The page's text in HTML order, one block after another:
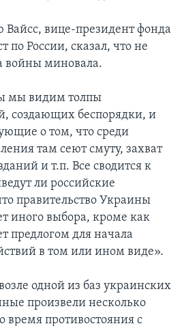
вице-президент фонда
по России, сказал, что не
войны миновала.
мы видим толпы
создающих беспорядки, и
о том, что среди
там сеют смуту, захват
и т.п. Все сводится к
ли российские
правительство Украины
иного выбора, кроме как
предлогом для начала
в том или ином виде».
одной из баз украинских
произвели несколько
время противостояния с